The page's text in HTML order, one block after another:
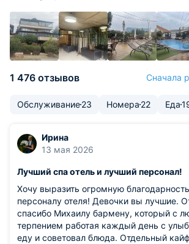
1 476 отзывов Сначала
Обслуживание23 Номера 22 Еда
Ирина
13 мая 2026
Лучший спа отель и лучший персонал!
Хочу выразить огромную
персоналу отеля! Девочки вы лучшие.
спасибо Михаилу бармену, который с
терпением работая каждый день с
еду и советовал блюда. Отдельный